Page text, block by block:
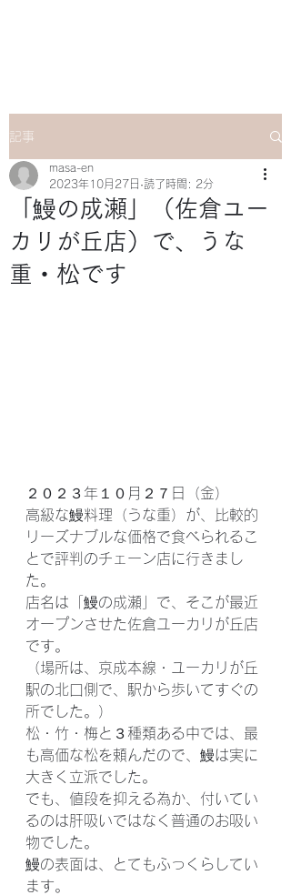
記事
「鰻の成瀬」（佐倉ユー
カリが丘店）で、うな
重・松です
masa-en
2023年10月27日 読了時間: 2分
２０２３年１０月２７日（金）
高級な鰻料理（うな重）が、比較的
リーズナブルな価格で食べられるこ
とで評判のチェーン店に行きまし
た。
店名は「鰻の成瀬」で、そこが最近
オープンさせた佐倉ユーカリが丘店
です。
（場所は、京成本線・ユーカリが丘
駅の北口側で、駅から歩いてすぐの
所でした。）
松・竹・梅と３種類ある中では、最
も高価な松を頼んだので、鰻は実に
大きく立派でした。
でも、値段を抑える為か、付いてい
るのは肝吸いではなく普通のお吸い
物でした。
鰻の表面は、とてもふっくらしてい
ます。